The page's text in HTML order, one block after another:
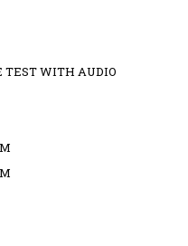
TEST WITH AUDIO